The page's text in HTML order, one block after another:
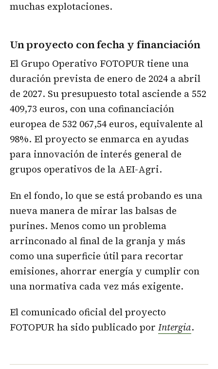
muchas explotaciones.
Un proyecto con fecha y financiación
El Grupo Operativo FOTOPUR tiene una
duración prevista de enero de 2024 a abril
de 2027. Su presupuesto total asciende a 552
409,73 euros, con una cofinanciación
europea de 532 067,54 euros, equivalente al
98%. El proyecto se enmarca en ayudas
para innovación de interés general de
grupos operativos de la AEI-Agri.
En el fondo, lo que se está probando es una
nueva manera de mirar las balsas de
purines. Menos como un problema
arrinconado al final de la granja y más
como una superficie útil para recortar
emisiones, ahorrar energía y cumplir con
una normativa cada vez más exigente.
El comunicado oficial del proyecto
FOTOPUR ha sido publicado por Intergia.